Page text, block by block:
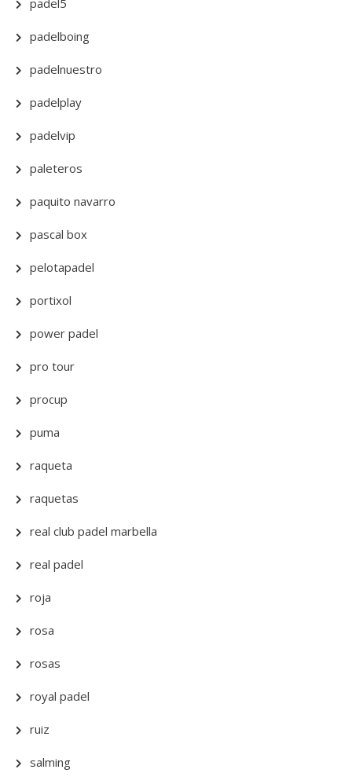
padel5
padelboing
padelnuestro
padelplay
padelvip
paleteros
paquito navarro
pascal box
pelotapadel
portixol
power padel
pro tour
procup
puma
raqueta
raquetas
real club padel marbella
real padel
roja
rosa
rosas
royal padel
ruiz
salming